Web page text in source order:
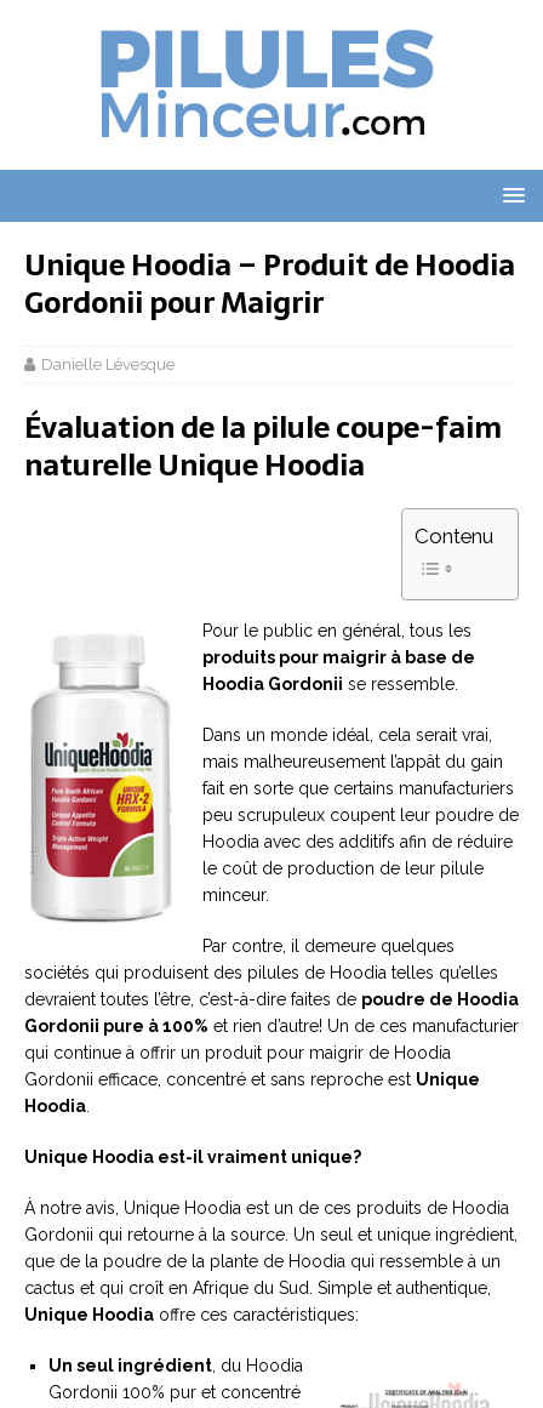
Unique Hoodia – Produit de Hoodia
Gordonii pour Maigrir
Danielle Lévesque
Évaluation de la pilule coupe-faim
naturelle Unique Hoodia
Contenu
Pour le public en général, tous les
produits pour maigrir à base de
Hoodia Gordonii se ressemble.
Dans un monde idéal, cela serait vrai,
mais malheureusement l’appât du gain
fait en sorte que certains manufacturiers
peu scrupuleux coupent leur poudre de
Hoodia avec des additifs afin de réduire
le coût de production de leur pilule
minceur.
Par contre, il demeure quelques
sociétés qui produisent des pilules de Hoodia telles qu’elles
devraient toutes l’être, c’est-à-dire faites de poudre de Hoodia
Gordonii pure à 100% et rien d’autre! Un de ces manufacturier
qui continue à offrir un produit pour maigrir de Hoodia
Gordonii efficace, concentré et sans reproche est Unique
Hoodia
Unique Hoodia est-il vraiment unique?
À notre avis, Unique Hoodia est un de ces produits de Hoodia
Gordonii qui retourne à la source. Un seul et unique ingrédient,
que de la poudre de la plante de Hoodia qui ressemble à un
cactus et qui croît en Afrique du Sud. Simple et authentique,
Unique Hoodia offre ces caractéristiques:
Un seul ingrédient , du Hoodia
Gordonii 100% pur et concentré